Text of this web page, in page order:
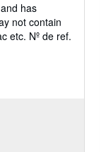
has
not contain
etc. Nº de ref.